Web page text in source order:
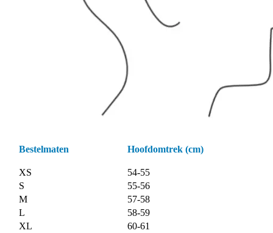
Bestelmaten Hoofdomtrek (cm)
XS
54-55
S
55-56
M
57-58
L
58-59
XL
60-61